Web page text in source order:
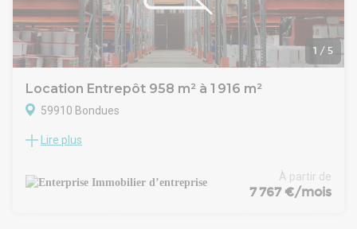
1 / 5
Location Entrepôt 958 m² à 1 916 m²
59910 Bondues
Enterprise Immobilier vous présente une opportunité
Ravennes les Francs, sur un terrain indépendant d'environ 12
300 m2. Nous vous proposons la location deux cellules
Lire plus
À partir de
7 767 €/mois